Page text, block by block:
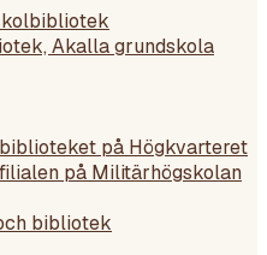
Akalla grundskola
på Högkvarteret
på Militärhögskolan
bibliotek